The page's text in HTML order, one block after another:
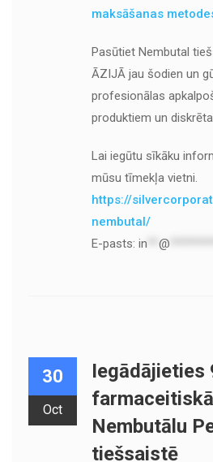
maksāšanas
Pasūtiet Nembutal
ĀZIJĀ jau šodien un
profesionālas
produktiem un
Lai iegūtu sīkāku
mūsu tīmekļa vietni.
https://
nembutal/
E-pasts: in @
30
Oct
Iegādājieties
Nembutālu
tiešsaistē